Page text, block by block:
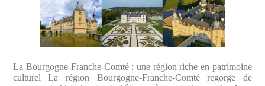
La Bourgogne-Franche-Comté : une région riche en patrimoine
culturel La région Bourgogne-Franche-Comté regorge de